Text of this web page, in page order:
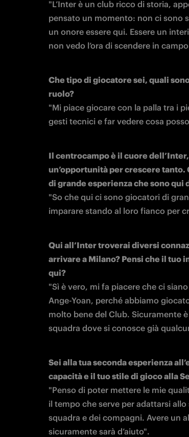
"L’Inter è un club ricco di storia,
pensato un momento: non ci sono
un onore essere qui. Essere un
non vedo l’ora di scendere in
Che tipo di giocatore sei, quali
ruolo?
"Mi piace giocare con la palla tra i
gesti tecnici e far vedere cosa
Il centrocampo è il cuore
un’opportunità per crescere
di grande esperienza che sono qui
"So che qui ci sono giocatori di
imparare stando al loro fianco per
Qui all’Inter troverai diversi
arrivare a Milano? Pensi che il tuo
qui?
"Sì è vero, mi fa piacere che ci
Ange-Yoan, perché abbiamo
molto bene del Club. Sicuramente
squadra dove si conosce già
Sei alla tua seconda esperienza
"Penso di poter mettere le mie
il tempo che serve per adattarsi
squadra e dei compagni. Avere un
sicuramente sarà d’aiuto".